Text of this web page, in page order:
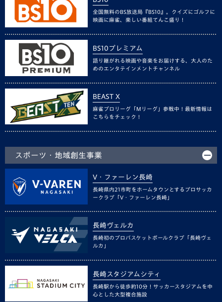
全国無料のBS放送局『BS10』。クイズにゴルフに
映画に麻雀、楽しい番組てんこ盛り！
BS10プレミアム
語り継がれる映画や音楽をお届けする、大人のた
めのエンタテインメントチャンネル
BEAST X
麻雀プロリーグ「Mリーグ」参戦中！最新情報は
こちらをチェック！
スポーツ・地域創生事業
V・ファーレン長崎
長崎県内21市町をホームタウンとするプロサッカ
ークラブ「V・ファーレン長崎」
長崎ヴェルカ
長崎初のプロバスケットボールクラブ「長崎ヴェ
ルカ」
長崎スタジアムシティ
長崎駅から徒歩約10分！サッカースタジアムを中
心とした大型複合施設